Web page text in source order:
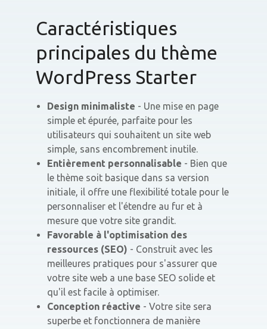
Caractéristiques
principales du thème
WordPress Starter
Design minimaliste - Une mise en page
simple et épurée, parfaite pour les
utilisateurs qui souhaitent un site web
simple, sans encombrement inutile.
Entièrement personnalisable - Bien que
le thème soit basique dans sa version
initiale, il offre une flexibilité totale pour le
personnaliser et l'étendre au fur et à
mesure que votre site grandit.
Favorable à l'optimisation des
ressources (SEO) - Construit avec les
meilleures pratiques pour s'assurer que
votre site web a une base SEO solide et
qu'il est facile à optimiser.
Conception réactive - Votre site sera
superbe et fonctionnera de manière